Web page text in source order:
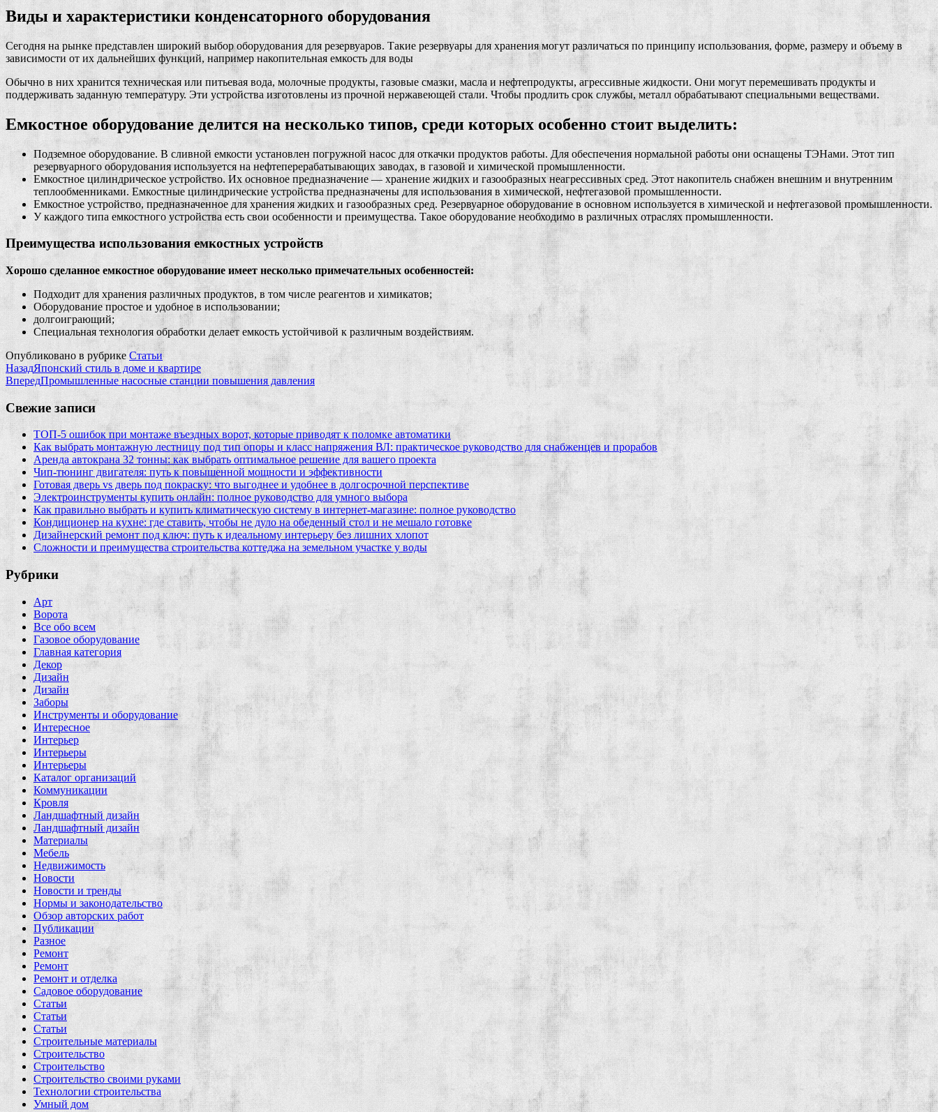
Виды и характеристики конденсаторного оборудования
Сегодня на рынке представлен широкий выбор оборудования для резервуаров. Такие резервуары для хранения могут различаться по принципу использования, форме, размеру и объему в
зависимости от их дальнейших функций, например накопительная емкость для воды
Обычно в них хранится техническая или питьевая вода, молочные продукты, газовые смазки, масла и нефтепродукты, агрессивные жидкости. Они могут перемешивать продукты и
поддерживать заданную температуру. Эти устройства изготовлены из прочной нержавеющей стали. Чтобы продлить срок службы, металл обрабатывают специальными веществами.
Емкостное оборудование делится на несколько типов, среди которых особенно стоит выделить:
Подземное оборудование. В сливной емкости установлен погружной насос для откачки продуктов работы. Для обеспечения нормальной работы они оснащены ТЭНами. Этот тип
резервуарного оборудования используется на нефтеперерабатывающих заводах, в газовой и химической промышленности.
Емкостное цилиндрическое устройство. Их основное предназначение — хранение жидких и газообразных неагрессивных сред. Этот накопитель снабжен внешним и внутренним
теплообменниками. Емкостные цилиндрические устройства предназначены для использования в химической, нефтегазовой промышленности.
Емкостное устройство, предназначенное для хранения жидких и газообразных сред. Резервуарное оборудование в основном используется в химической и нефтегазовой промышленности.
У каждого типа емкостного устройства есть свои особенности и преимущества. Такое оборудование необходимо в различных отраслях промышленности.
Преимущества использования емкостных устройств
Хорошо сделанное емкостное оборудование имеет несколько примечательных особенностей:
Подходит для хранения различных продуктов, в том числе реагентов и химикатов;
Оборудование простое и удобное в использовании;
долгоиграющий;
Специальная технология обработки делает емкость устойчивой к различным воздействиям.
Опубликовано в рубрике Статьи
НазадЯпонский стиль в доме и квартире
ВпередПромышленные насосные станции повышения давления
Свежие записи
ТОП-5 ошибок при монтаже въездных ворот, которые приводят к поломке автоматики
Как выбрать монтажную лестницу под тип опоры и класс напряжения ВЛ: практическое руководство для снабженцев и прорабов
Аренда автокрана 32 тонны: как выбрать оптимальное решение для вашего проекта
Чип‑тюнинг двигателя: путь к повышенной мощности и эффективности
Готовая дверь vs дверь под покраску: что выгоднее и удобнее в долгосрочной перспективе
Электроинструменты купить онлайн: полное руководство для умного выбора
Как правильно выбрать и купить климатическую систему в интернет‑магазине: полное руководство
Кондиционер на кухне: где ставить, чтобы не дуло на обеденный стол и не мешало готовке
Дизайнерский ремонт под ключ: путь к идеальному интерьеру без лишних хлопот
Сложности и преимущества строительства коттеджа на земельном участке у воды
Рубрики
Арт
Ворота
Все обо всем
Газовое оборудование
Главная категория
Декор
Дизайн
Дизайн
Заборы
Инструменты и оборудование
Интересное
Интерьер
Интерьеры
Интерьеры
Каталог организаций
Коммуникации
Кровля
Ландшафтный дизайн
Ландшафтный дизайн
Материалы
Мебель
Недвижимость
Новости
Новости и тренды
Нормы и законодательство
Обзор авторских работ
Публикации
Разное
Ремонт
Ремонт
Ремонт и отделка
Садовое оборудование
Статьи
Статьи
Статьи
Строительные материалы
Строительство
Строительство
Строительство своими руками
Технологии строительства
Умный дом